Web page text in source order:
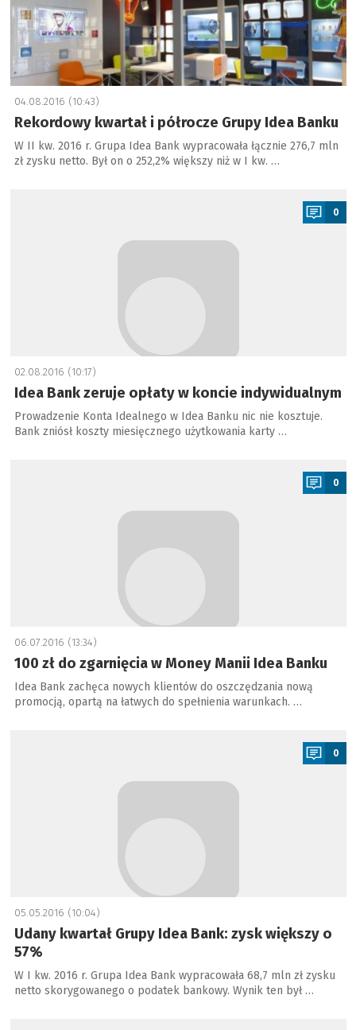
04.08.2016 (10:43)
Rekordowy kwartał i półrocze Grupy Idea Banku
W II kw. 2016 r. Grupa Idea Bank wypracowała łącznie 276,7 mln
zł zysku netto. Był on o 252,2% większy niż w I kw. …
0
02.08.2016 (10:17)
Idea Bank zeruje opłaty w koncie indywidualnym
Prowadzenie Konta Idealnego w Idea Banku nic nie kosztuje.
Bank zniósł koszty miesięcznego użytkowania karty …
0
06.07.2016 (13:34)
100 zł do zgarnięcia w Money Manii Idea Banku
Idea Bank zachęca nowych klientów do oszczędzania nową
promocją, opartą na łatwych do spełnienia warunkach. …
0
05.05.2016 (10:04)
Udany kwartał Grupy Idea Bank: zysk większy o
57%
W I kw. 2016 r. Grupa Idea Bank wypracowała 68,7 mln zł zysku
netto skorygowanego o podatek bankowy. Wynik ten był …